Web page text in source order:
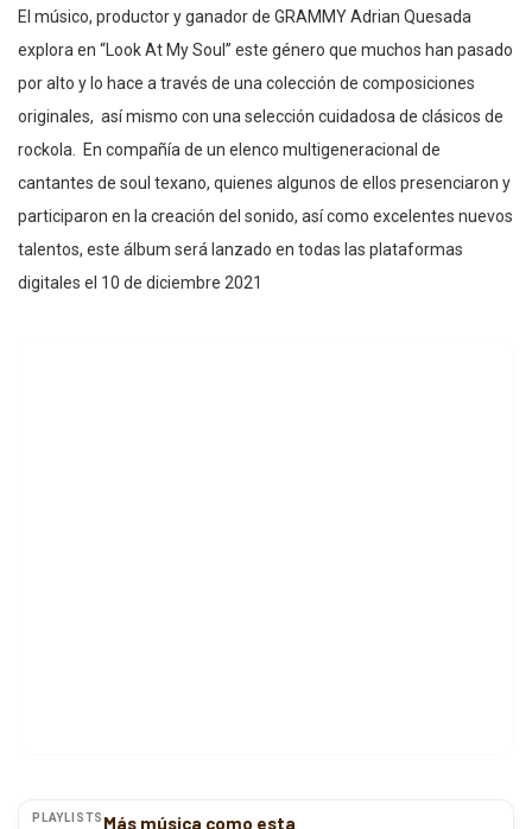
El músico, productor y ganador de GRAMMY Adrian Quesada
explora en “Look At My Soul” este género que muchos han pasado
por alto y lo hace a través de una colección de composiciones
originales, así mismo con una selección cuidadosa de clásicos de
rockola. En compañía de un elenco multigeneracional de
cantantes de soul texano, quienes algunos de ellos presenciaron y
participaron en la creación del sonido, así como excelentes nuevos
talentos, este álbum será lanzado en todas las plataformas
digitales el 10 de diciembre 2021
PLAYLISTS Más música como esta